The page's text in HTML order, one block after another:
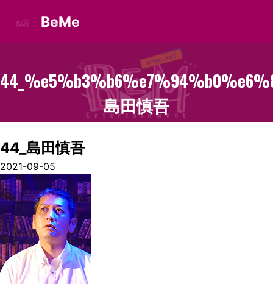
BeMe
島田慎吾
44_島田慎吾
2021-09-05